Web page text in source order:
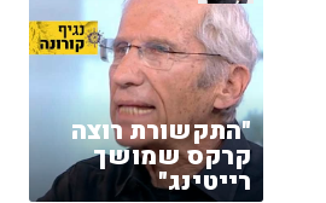
"התקשורת רוצה
קרקס שמושך
רייטינג"